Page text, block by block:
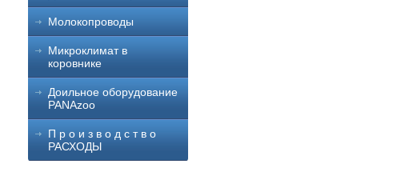
Молокопроводы
Микроклимат в
коровнике
Доильное оборудование
PANAzoo
П р о и з в о д с т в о
РАСХОДЫ